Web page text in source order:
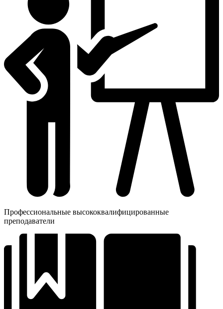
Профессиональные высококвалифицированные
преподаватели